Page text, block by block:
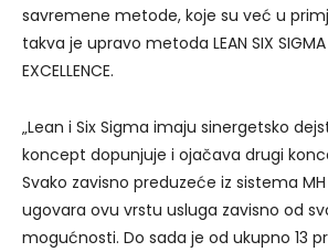
savremene metode, koje su već u
takva je upravo metoda LEAN SIX SIGMA
EXCELLENCE.
„Lean i Six Sigma imaju sinergetsko
koncept dopunjuje i ojačava drugi
Svako zavisno preduzeće iz sistema MH
ugovara ovu vrstu usluga zavisno od
mogućnosti. Do sada je od ukupno 13